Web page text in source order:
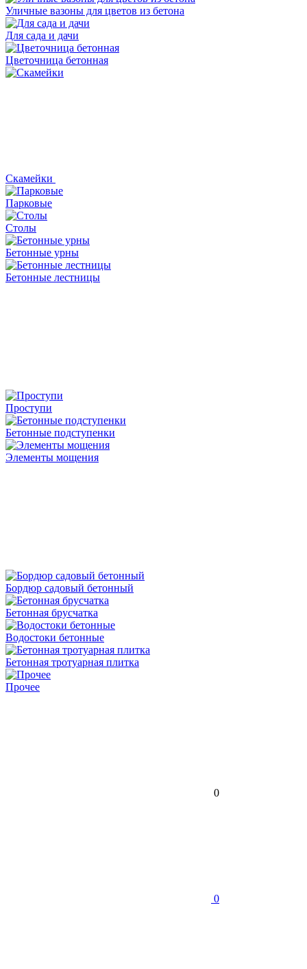
Уличные вазоны для цветов из бетона
Для сада и дачи
Цветочница бетонная
Скамейки
Парковые
Столы
Бетонные урны
Бетонные лестницы
Проступи
Бетонные подступенки
Элементы мощения
Бордюр садовый бетонный
Бетонная брусчатка
Водостоки бетонные
Бетонная тротуарная плитка
Прочее
0
0